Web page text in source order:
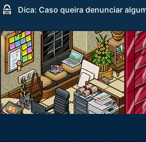
Dica: Caso queira denunciar